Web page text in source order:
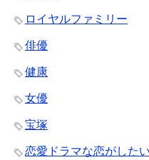
ロイヤルファミリー
俳優
健康
女優
宝塚
恋愛ドラマな恋がしたい